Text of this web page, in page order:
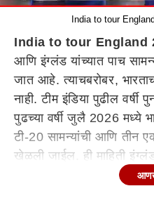
India to tour
India to tour England
आणि इंग्लंड यांच्यात पाच
जात आहे. त्याचबरोबर,
नाही. टीम इंडिया पुढील
पुढच्या वर्षी जुलै 2026 मध्ये
टी-20 सामन्यांची आणि तीन
खेळली जाईल. ही माहिती
24 जुलै रोजी दिली आहे.